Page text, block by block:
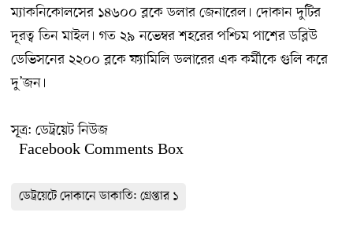
ম্যাকনিকোলসের ১৪৬০০ ব্লকে ডলার জেনারেল। দোকান দুটির
দূরত্ব তিন মাইল। গত ২৯ নভেম্বর শহরের পশ্চিম পাশের ডব্লিউ
ডেভিসনের ২২০০ ব্লকে ফ্যামিলি ডলারের এক কর্মীকে গুলি করে
দু’জন।
সূ্ত্র: ডেট্রয়েট নিউজ
Facebook Comments Box
ডেট্রয়েটে দোকানে ডাকাতি: গ্রেপ্তার ১